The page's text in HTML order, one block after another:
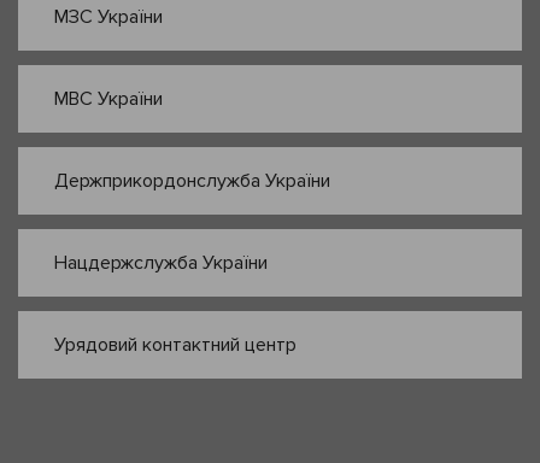
МЗС України
МВС України
Держприкордонслужба України
Нацдержслужба України
Урядовий контактний центр